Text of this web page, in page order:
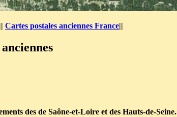
|| Cartes postales anciennes France||
des de Saône-et-Loire et des Hauts-de-Seine.